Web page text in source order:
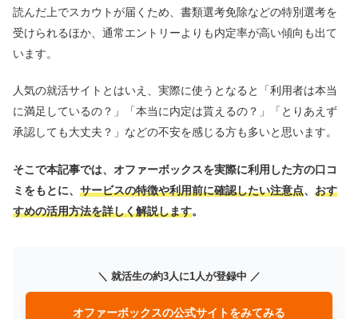
読んだ上でスカウトが届くため、書類選考免除などの特別選考を
受けられるほか、通常エントリーよりも内定率が高い傾向も出て
います。
人気の就活サイトとはいえ、実際に使うとなると「利用者は本当
に満足しているの？」「本当に内定は貰えるの？」「とりあえず
承認しても大丈夫？」などの不安を感じる方も多いと思います。
そこで本記事では、オファーボックスを実際に利用した方の口コ
ミをもとに、 サービスの特徴や利用前に確認したい注意点、 おす
すめの活用方法を詳しく解説します。
＼ 就活生の約3人に1人が登録中 ／
オファーボックスの公式サイトをみてみる